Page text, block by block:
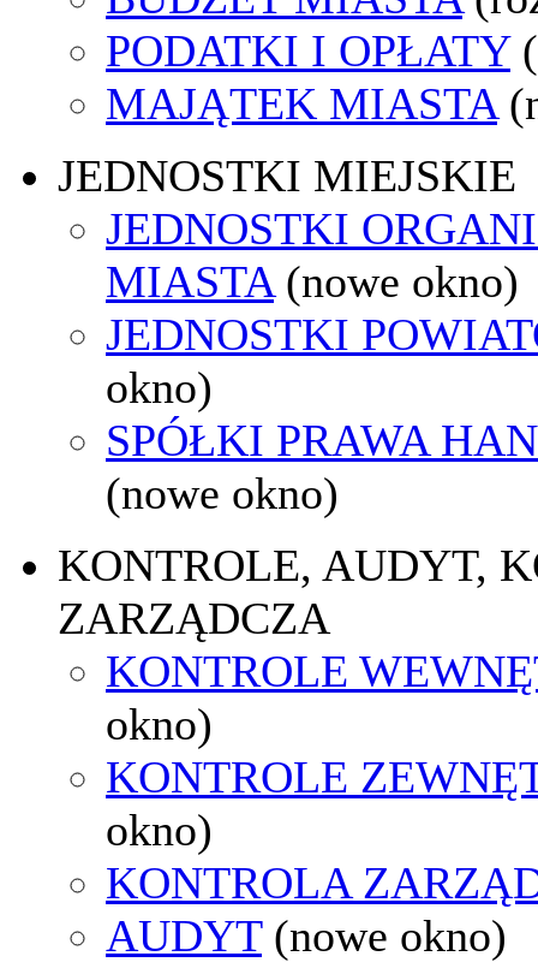
PODATKI I OPŁATY
MAJĄTEK MIASTA
JEDNOSTKI MIEJSKIE
JEDNOSTKI
MIASTA (nowe okno)
JEDNOSTKI
okno)
SPÓŁKI PRAWA
(nowe okno)
KONTROLE, AUDYT,
ZARZĄDCZA
KONTROLE
okno)
KONTROLE
okno)
KONTROLA
AUDYT (nowe okno)